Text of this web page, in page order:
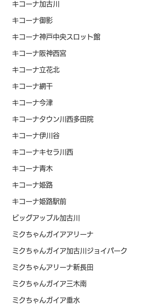
キコーナ加古川
キコーナ御影
キコーナ神戸中央スロット館
キコーナ阪神西宮
キコーナ立花北
キコーナ網干
キコーナ今津
キコーナタウン川西多田院
キコーナ伊川谷
キコーナキセラ川西
キコーナ青木
キコーナ姫路
キコーナ姫路駅前
ビッグアップル加古川
ミクちゃんガイアアリーナ
ミクちゃんガイア加古川ジョイパーク
ミクちゃんアリーナ新長田
ミクちゃんガイア三木南
ミクちゃんガイア垂水